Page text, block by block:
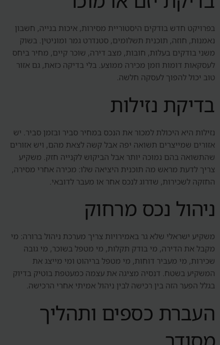
בפרויקט חדש בודקים היסטוריית מסירות, איכות בנייה, חשבון
נאמנות, חוזה, תוכנית תשלומים, סטנדרט גמר ומוניטין. בשוק
משני בודקים בעלות, חובות, מצב דירה, שוכר קיים, מחיר ביחס
לעסקאות דומות וזמן מכירה ממוצע. בלי בדיקה כזאת, גם אזור
טוב יכול להפוך לעסקה חלשה.
בדיקת נזילות
נזילות היא היכולת למכור את הנכס במחיר סביר ובזמן סביר. יש
אזורים שמייצרים תשואה יפה אבל קשה לצאת מהם, ויש אזורים
שהתשואה בהם נמוכה יותר אבל הביקוש לקנייה חזק. משקיע
צריך לדעת מראש מה תוכנית היציאה שלו: מכירה אחרי מסירה,
החזקה לשכירות, שדרוג לנכס אחר או מעבר לדובאי.
ניהול נכס מרחוק
משקיע ישראלי שלא גר באמירויות צריך מערכת ניהול ברורה: מי
מקבל את הדירה, מי בודק תקלות, מי מטפל בשוכר, מי גובה
שכירות, מי מעביר דוחות, מי מטפל בריהוט ומי מייצג את
המשקיע בשטח. דנסיה מציגה את עצמה כמעטפת בוטיק בדיוק
בגלל הפער הזה בין רכישה לבין ניהול אמיתי אחרי הרכישה.
העברת כספים ותהליך